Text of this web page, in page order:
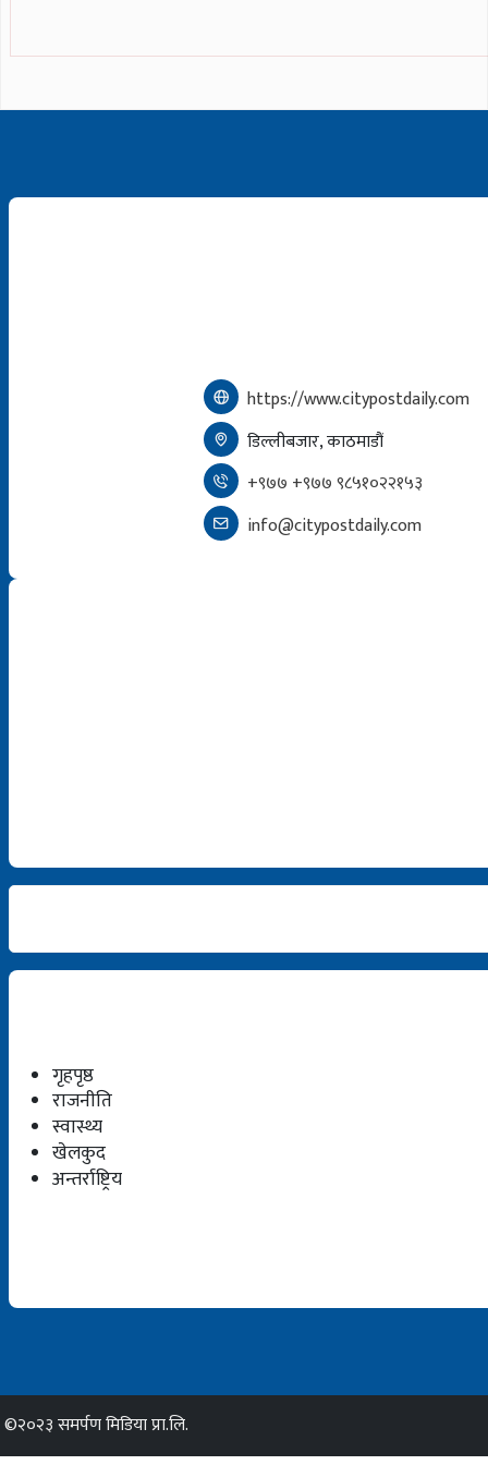
https://www.citypostdaily.com
डिल्लीबजार, काठमाडौं
+९७७ +९७७ ९८५१०२२१५३
info@citypostdaily.com
गृहपृष्ठ
राजनीति
स्वास्थ्य
खेलकुद
अन्तर्राष्ट्रिय
©२०२३ समर्पण मिडिया प्रा.लि.